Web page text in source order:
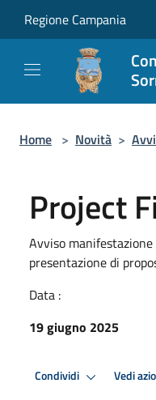
Regione Campania
Home > Novità >
Project
Avviso
presentazione di
Data :
19 giugno 2025
Condividi Vedi